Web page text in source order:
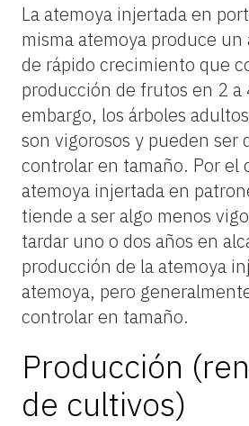
La atemoya injertada en
misma atemoya produce un
de rápido crecimiento que
producción de frutos en 2 a
embargo, los árboles
son vigorosos y pueden ser
controlar en tamaño. Por el
atemoya injertada en
tiende a ser algo menos
tardar uno o dos años en
producción de la atemoya
atemoya, pero
controlar en tamaño.
Producción
de cultivos)